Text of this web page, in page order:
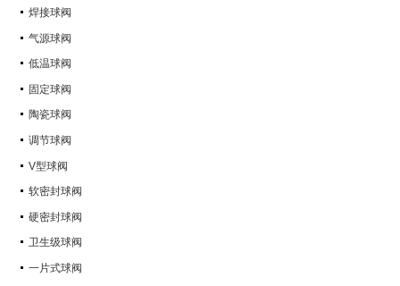
焊接球阀
气源球阀
低温球阀
固定球阀
陶瓷球阀
调节球阀
V型球阀
软密封球阀
硬密封球阀
卫生级球阀
一片式球阀